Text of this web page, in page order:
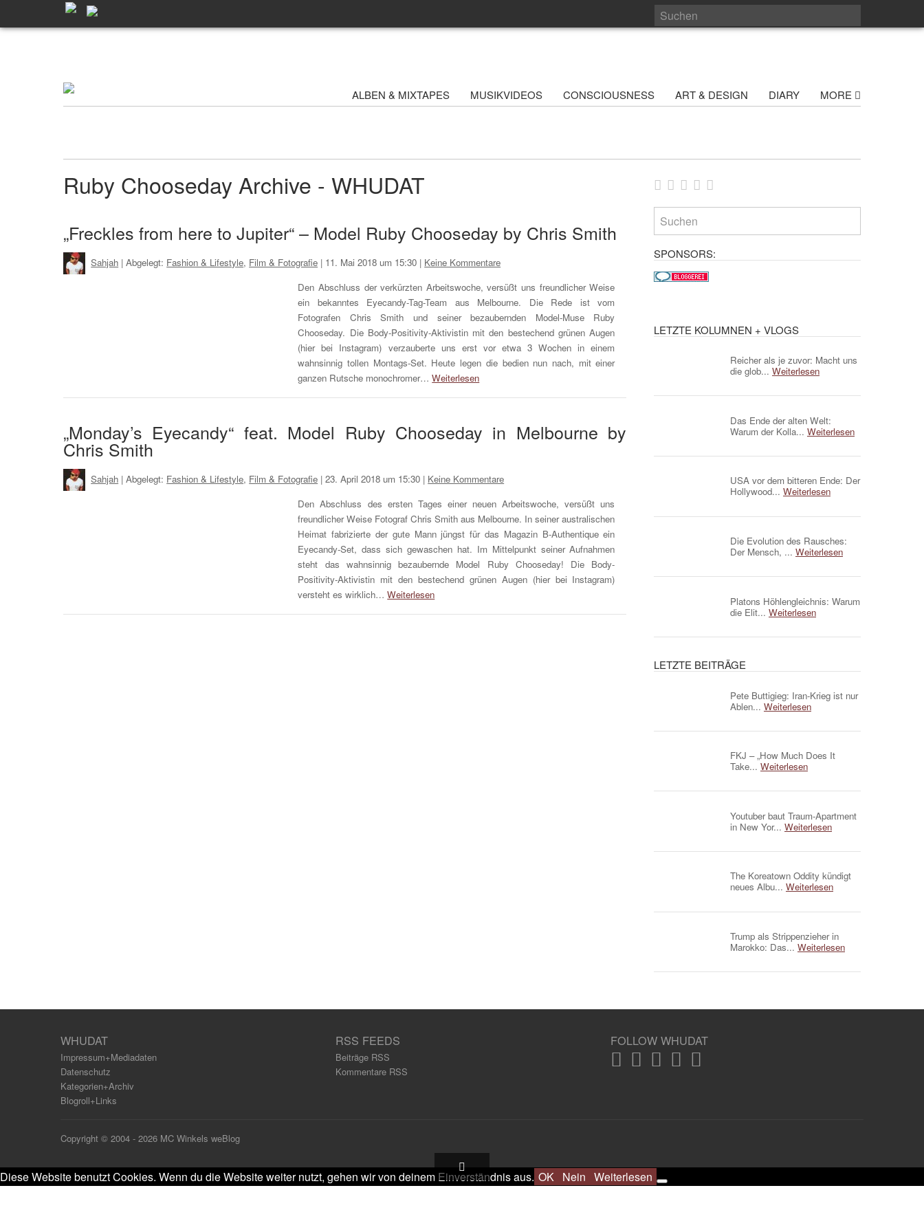
ALBEN & MIXTAPES MUSIKVIDEOS CONSCIOUSNESS ART & DESIGN DIARY MORE
Ruby Chooseday Archive - WHUDAT
„Freckles from here to Jupiter“ – Model Ruby Chooseday by Chris Smith
Sahjah | Abgelegt: Fashion & Lifestyle, Film & Fotografie | 11. Mai 2018 um 15:30 | Keine Kommentare
Den Abschluss der verkürzten Arbeitswoche, versüßt uns freundlicher Weise
ein bekanntes Eyecandy-Tag-Team aus Melbourne. Die Rede ist vom
Fotografen Chris Smith und seiner bezaubernden Model-Muse Ruby
Chooseday. Die Body-Positivity-Aktivistin mit den bestechend grünen Augen
(hier bei Instagram) verzauberte uns erst vor etwa 3 Wochen in einem
wahnsinnig tollen Montags-Set. Heute legen die bedien nun nach, mit einer
ganzen Rutsche monochromer…Weiterlesen
„Monday’s Eyecandy“ feat. Model Ruby Chooseday in Melbourne by
Chris Smith
Sahjah | Abgelegt: Fashion & Lifestyle, Film & Fotografie |23. April 2018 um 15:30 | Keine Kommentare
Den Abschluss des ersten Tages einer neuen Arbeitswoche, versüßt uns
freundlicher Weise Fotograf Chris Smith aus Melbourne. In seiner australischen
Heimat fabrizierte der gute Mann jüngst für das Magazin B-Authentique ein
Eyecandy-Set, dass sich gewaschen hat. Im Mittelpunkt seiner Aufnahmen
steht das wahnsinnig bezaubernde Model Ruby Chooseday! Die Body-
Positivity-Aktivistin mit den bestechend grünen Augen (hier bei Instagram)
versteht es wirklich…Weiterlesen
SPONSORS:
LETZTE KOLUMNEN + VLOGS
Reicher als je zuvor: Macht uns
die glob... Weiterlesen
Das Ende der alten Welt:
Warum der Kolla... Weiterlesen
USA vor dem bitteren Ende: Der
Hollywood... Weiterlesen
Die Evolution des Rausches:
Der Mensch, ... Weiterlesen
Platons Höhlengleichnis: Warum
die Elit... Weiterlesen
LETZTE BEITRÄGE
Pete Buttigieg: Iran-Krieg ist nur
Ablen... Weiterlesen
FKJ – „How Much Does It
Take... Weiterlesen
Youtuber baut Traum-Apartment
in New Yor... Weiterlesen
The Koreatown Oddity kündigt
neues Albu... Weiterlesen
Trump als Strippenzieher in
Marokko: Das... Weiterlesen
WHUDAT
Impressum+Mediadaten
Datenschutz
Kategorien+Archiv
Blogroll+Links
RSS FEEDS
Beiträge RSS
Kommentare RSS
FOLLOW WHUDAT
Copyright © 2004 - 2026 MC Winkels weBlog
Diese Website benutzt Cookies. Wenn du die Website weiter nutzt, gehen wir von deinem Einverständnis aus. OK Nein Weiterlesen